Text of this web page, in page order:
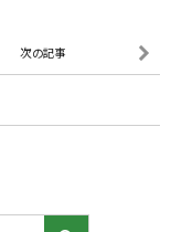
次の記事